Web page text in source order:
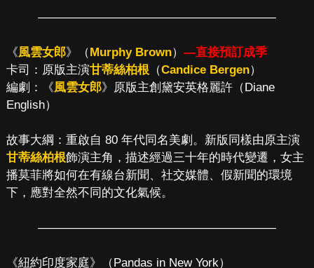
————————————————————
《風雲女郎》（Murphy Brown） —直接預訂成季
卡司：原版主演甘蒂絲柏根 （Candice Bergen）
編劇：《風雲女郎》原版主創黛安英格麗許（Diane
English）
故事大綱：重啟自 80 年代同名美劇。新版同樣由原主演
甘蒂絲柏根飾演主角，描述經過三十年的時代變遷，女主
播莫菲將如何在有線台新聞、社交媒體、假新聞的環境
下，應對全然不同的文化氣候。
————————————————————
《紐約印度家庭》（Pandas in New York）